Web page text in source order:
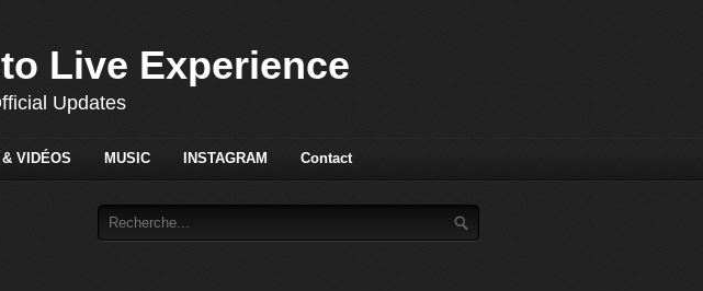
Live Experience
Updates
VIDÉOS MUSIC INSTAGRAM Contact